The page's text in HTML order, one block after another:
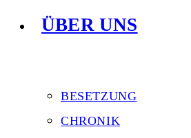
ÜBER UNS
BESETZUNG
CHRONIK